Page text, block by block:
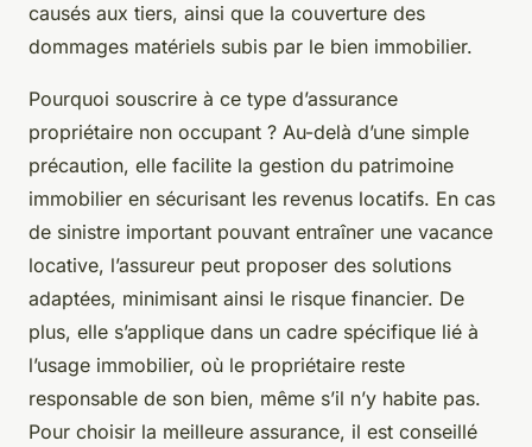
causés aux tiers, ainsi que la couverture des
dommages matériels subis par le bien immobilier.
Pourquoi souscrire à ce type d’assurance
propriétaire non occupant ? Au-delà d’une simple
précaution, elle facilite la gestion du patrimoine
immobilier en sécurisant les revenus locatifs. En cas
de sinistre important pouvant entraîner une vacance
locative, l’assureur peut proposer des solutions
adaptées, minimisant ainsi le risque financier. De
plus, elle s’applique dans un cadre spécifique lié à
l’usage immobilier, où le propriétaire reste
responsable de son bien, même s’il n’y habite pas.
Pour choisir la meilleure assurance, il est conseillé